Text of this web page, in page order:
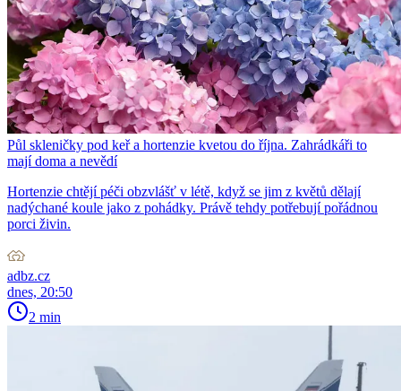
Půl skleničky pod keř a hortenzie kvetou do října. Zahrádkáři to
mají doma a nevědí
Hortenzie chtějí péči obzvlášť v létě, když se jim z květů dělají
nadýchané koule jako z pohádky. Právě tehdy potřebují pořádnou
porci živin.
adbz.cz
dnes, 20:50
2 min